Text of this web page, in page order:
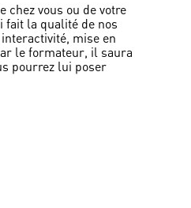
chez vous ou de votre
fait la qualité de nos
mise en
le formateur, il saura
pourrez lui poser